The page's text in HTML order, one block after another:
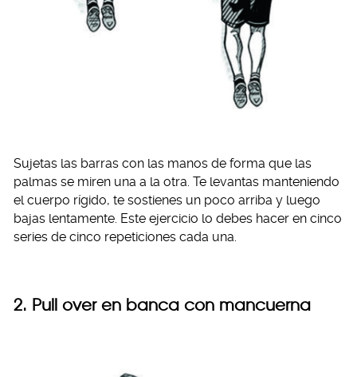
Sujetas las barras con las manos de forma que las
palmas se miren una a la otra. Te levantas manteniendo
el cuerpo rígido, te sostienes un poco arriba y luego
bajas lentamente. Este ejercicio lo debes hacer en cinco
series de cinco repeticiones cada una.
2. Pull over en banca con mancuerna